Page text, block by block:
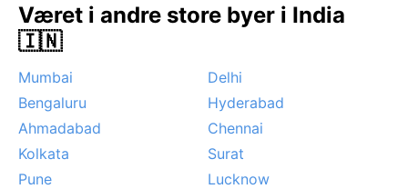
innlandsområdet. Et særegent fenomen er den tørre,
støvete luften før monsunbr
Været i andre store byer i India
🇮🇳
Mumbai
Delhi
Bengaluru
Hyderabad
Ahmadabad
Chennai
Kolkata
Surat
Pune
Lucknow